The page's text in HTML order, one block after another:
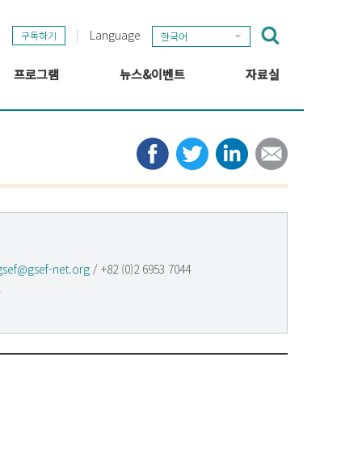
구독하기 Language 한국어
프로그램 뉴스&이벤트
타임라인
자료실
뉴스레터
미디어
net.org/ +82 (0)2 6953 7044